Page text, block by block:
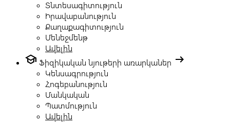
Տնտեսագիտություն
Իրավաբանություն
Քաղաքագիտություն
Մենեջմենթ
Ավելին
school Ֆիզիկական նյութերի առարկաներ arrow_right_alt
Կենսագրություն
Հոգեբանություն
Մանկական
Պատմություն
Ավելին